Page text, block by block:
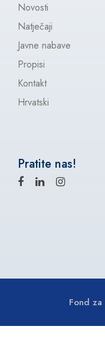
Novosti
Natječaji
Javne nabave
Propisi
Kontakt
Hrvatski
Pratite nas!
Fond